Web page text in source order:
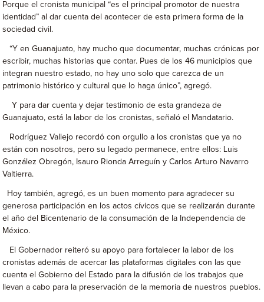
Porque el cronista municipal “es el principal promotor de nuestra
identidad” al dar cuenta del acontecer de esta primera forma de la
sociedad civil.
“Y en Guanajuato, hay mucho que documentar, muchas crónicas por
escribir, muchas historias que contar. Pues de los 46 municipios que
integran nuestro estado, no hay uno solo que carezca de un
patrimonio histórico y cultural que lo haga único”, agregó.
Y para dar cuenta y dejar testimonio de esta grandeza de
Guanajuato, está la labor de los cronistas, señaló el Mandatario.
Rodríguez Vallejo recordó con orgullo a los cronistas que ya no
están con nosotros, pero su legado permanece, entre ellos: Luis
González Obregón, Isauro Rionda Arreguín y Carlos Arturo Navarro
Valtierra.
Hoy también, agregó, es un buen momento para agradecer su
generosa participación en los actos cívicos que se realizarán durante
el año del Bicentenario de la consumación de la Independencia de
México.
El Gobernador reiteró su apoyo para fortalecer la labor de los
cronistas además de acercar las plataformas digitales con las que
cuenta el Gobierno del Estado para la difusión de los trabajos que
llevan a cabo para la preservación de la memoria de nuestros pueblos.